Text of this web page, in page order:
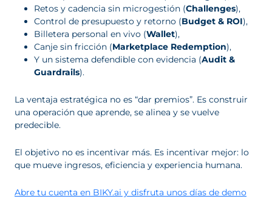
Retos y cadencia sin microgestión (Challenges),
Control de presupuesto y retorno (Budget & ROI),
Billetera personal en vivo (Wallet),
Canje sin fricción (Marketplace Redemption),
Y un sistema defendible con evidencia (Audit &
Guardrails).
La ventaja estratégica no es “dar premios”. Es construir
una operación que aprende, se alinea y se vuelve
predecible.
El objetivo no es incentivar más. Es incentivar mejor: lo
que mueve ingresos, eficiencia y experiencia humana.
Abre tu cuenta en BIKY.ai y disfruta unos días de demo